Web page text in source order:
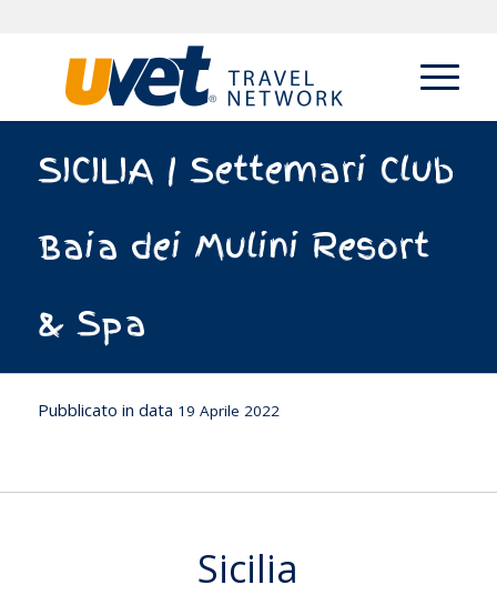
SICILIA | Settemari Club
Baia dei Mulini Resort
& Spa
Pubblicato in data 19 Aprile 2022
Sicilia